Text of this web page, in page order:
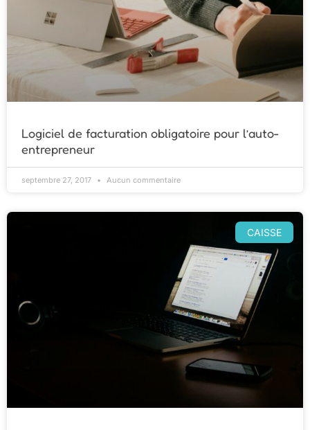
Logiciel de facturation obligatoire pour l’auto-
entrepreneur
septembre 27, 2017 Aucun commentaire
CAISSE